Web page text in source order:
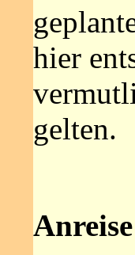
hier
gelten.